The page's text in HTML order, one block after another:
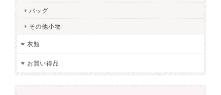
バッグ
その他小物
衣類
お買い得品